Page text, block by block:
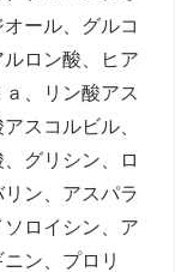
ール、グルコ
ロン酸、ヒア
、リン酸アス
スコルビル、
グリシン、ロ
ン、アスパラ
ロイシン、ア
ン、プロリ